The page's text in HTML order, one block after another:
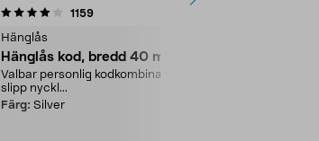
1159recensioner
Hänglås
Hänglås kod, bredd 40 mm
Valbar personlig kodkombination –
slipp nyckl...
Färg: Silver
4.0 av 5 stjärnor